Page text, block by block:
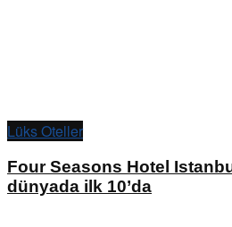
Lüks Oteller
Four Seasons Hotel
dünyada ilk 10’da